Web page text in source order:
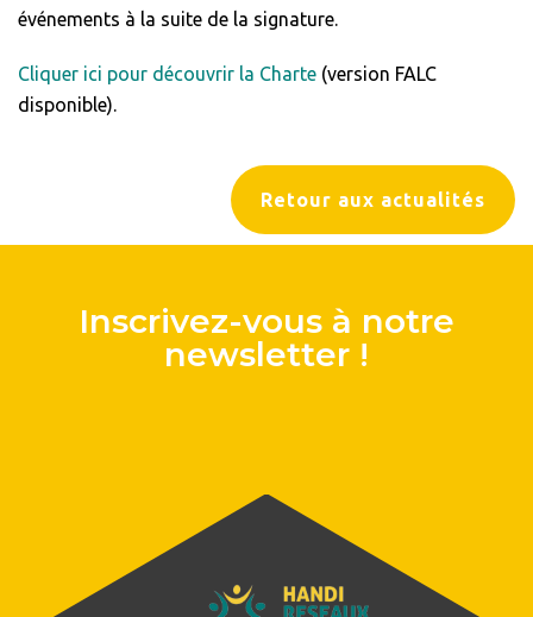
Retour aux actualités
événements à la suite de la signature.
Cliquer ici pour découvrir la Charte (version FALC
disponible).
Inscrivez-vous à notre
newsletter !